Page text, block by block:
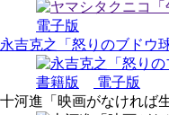
電子版
永吉克之「怒りのブドウ
書籍版
電子版
十河進「映画がなければ